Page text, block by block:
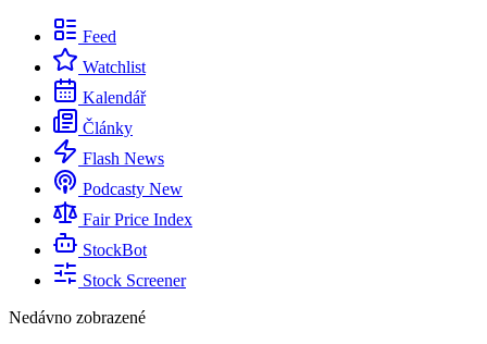
Feed
Watchlist
Kalendář
Články
Flash News
Podcasty New
Fair Price Index
StockBot
Stock Screener
Nedávno zobrazené